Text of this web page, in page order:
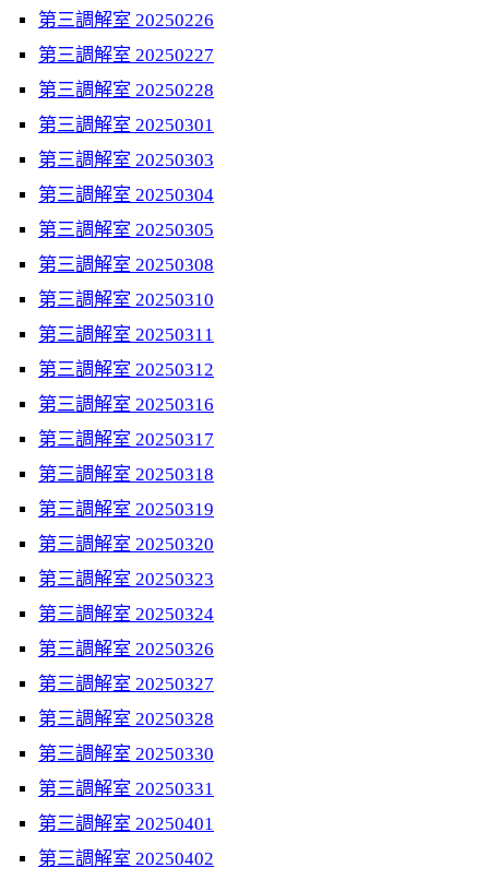
第三調解室 20250226
第三調解室 20250227
第三調解室 20250228
第三調解室 20250301
第三調解室 20250303
第三調解室 20250304
第三調解室 20250305
第三調解室 20250308
第三調解室 20250310
第三調解室 20250311
第三調解室 20250312
第三調解室 20250316
第三調解室 20250317
第三調解室 20250318
第三調解室 20250319
第三調解室 20250320
第三調解室 20250323
第三調解室 20250324
第三調解室 20250326
第三調解室 20250327
第三調解室 20250328
第三調解室 20250330
第三調解室 20250331
第三調解室 20250401
第三調解室 20250402